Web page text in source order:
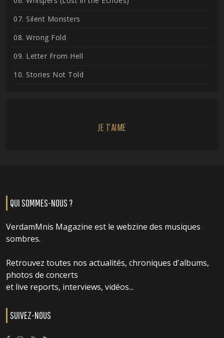
07. Silent Monsters
08. Wrong Fold
09. Letter From Hell
10. Stories Not Told
JE T'AIME
QUI SOMMES-NOUS ?
VerdamMnis Magazine est le webzine des musiques
sombres.
Retrouvez toutes nos actualités, chroniques d'albums,
photos de concerts
et live reports, interviews, vidéos...
SUIVEZ-NOUS